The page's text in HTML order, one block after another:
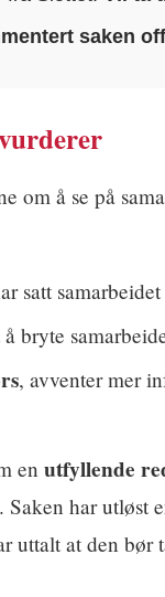
saken
om å se på
satt
bryte
, avventer mer
en utfyllende
har utløst
uttalt at den bør